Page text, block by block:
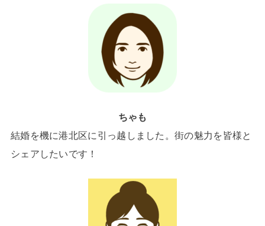
ちゃも
結婚を機に港北区に引っ越しました。街の魅力を皆様と
シェアしたいです！